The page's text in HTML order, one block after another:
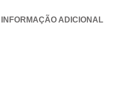
INFORMAÇÃO ADICIONAL